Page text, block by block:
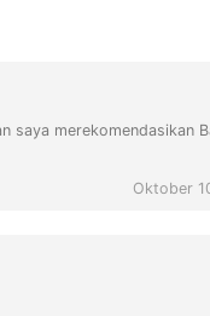
saya merekomendasikan
Oktober